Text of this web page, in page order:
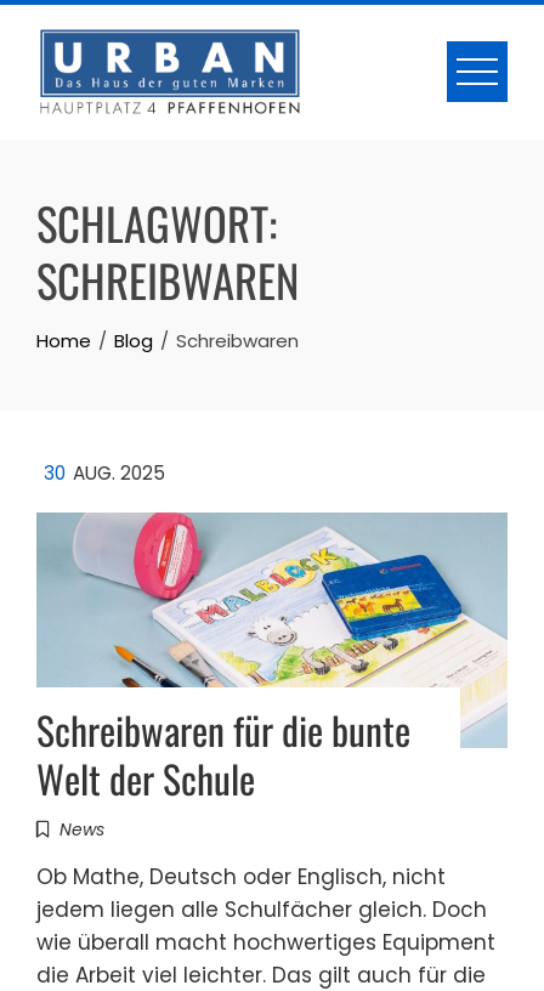
Skip
content
SCHLAGWORT:
SCHREIBWAREN
Home Blog Schreibwaren
30 AUG. 2025
Schreibwaren für die bunte
Welt der Schule
News
Ob Mathe, Deutsch oder Englisch, nicht
jedem liegen alle Schulfächer gleich. Doch
wie überall macht hochwertiges Equipment
die Arbeit viel leichter. Das gilt auch für die